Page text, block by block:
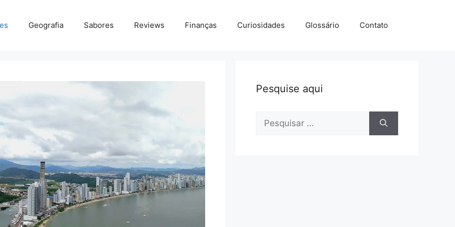
Geografia Sabores Reviews Finanças Curiosidades Glossário Contato
Pesquise aqui
Pesquisar